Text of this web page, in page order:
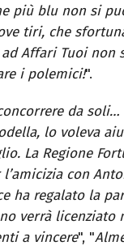
più blu non si
tiri, che
Affari Tuoi non
i polemici!".
da
lo voleva
La Regione
con
ha regalato la
verrà licenziato
a vincere", "